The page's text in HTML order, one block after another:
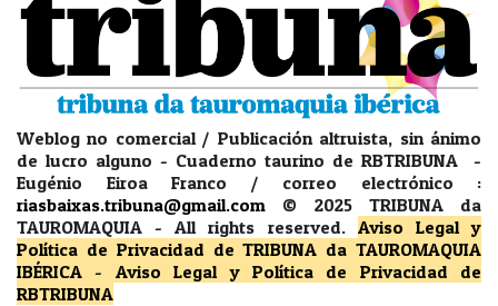
Weblog no comercial / Publicación altruista, sin ánimo
de lucro alguno - Cuaderno taurino de RBTRIBUNA -
Eugénio Eiroa Franco / correo electrónico :
riasbaixas.tribuna@gmail.com
© 2025 TRIBUNA da
TAUROMAQUIA -All rights reserved. Aviso Legal y
Política de Privacidad de TRIBUNA da TAUROMAQUIA
IBÉRICA - Aviso Legal y Política de Privacidad
de
RBTRIBUNA